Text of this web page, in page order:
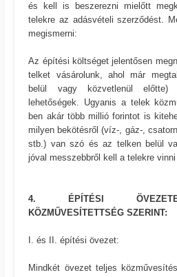
és kell is beszerezni mielőtt
telekre az adásvételi szerződést.
megismerni:
Az építési költséget jelentősen
telket vásárolunk, ahol már
belül vagy közvetlenül előtte)
lehetőségek. Ugyanis a telek
ben akár több millió forintot is
milyen bekötésről (víz-, gáz-,
stb.) van szó és az telken belül
jóval messzebbről kell a telekre
4. ÉPÍTÉSI
KÖZMŰVESÍTETTSÉG SZERINT:
I. és II. építési övezet:
Mindkét övezet teljes